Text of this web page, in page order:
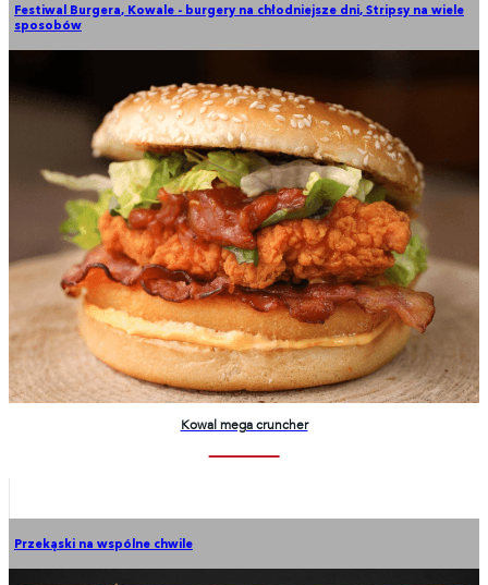
Festiwal Burgera, Kowale - burgery na chłodniejsze dni, Stripsy na wiele
sposobów
Kowal mega cruncher
Przekąski na wspólne chwile